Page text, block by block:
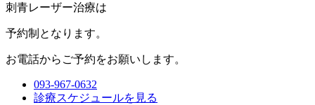
刺青レーザー治療は
予約制 となります。
お電話からご予約をお願いします。
093-967-0632
診療スケジュールを見る